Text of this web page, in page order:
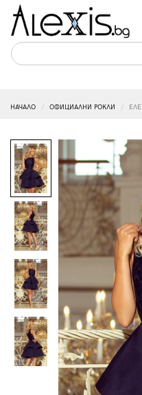
НАЧАЛО ОФИЦИАЛНИ РОКЛИ